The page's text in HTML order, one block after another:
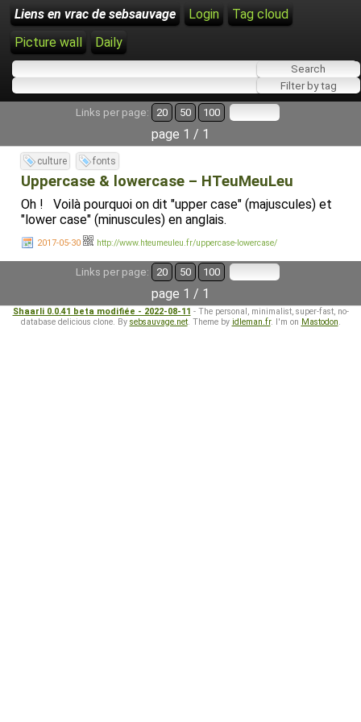
Liens en vrac de sebsauvage Login
Tag cloud
Picture wall
Daily
Links per page: 20 50 100
page 1 / 1
culture fonts
Uppercase & lowercase – HTeuMeuLeu
Oh ! Voilà pourquoi on dit "upper case" (majuscules) et
"lower case" (minuscules) en anglais.
2017-05-30 http://www.hteumeuleu.fr/uppercase-lowercase/
Links per page: 20 50 100
page 1 / 1
Shaarli 0.0.41 beta modifiée - 2022-08-11 - The personal, minimalist, super-fast, no-
database delicious clone. By sebsauvage.net. Theme by idleman.fr. I'm on Mastodon.